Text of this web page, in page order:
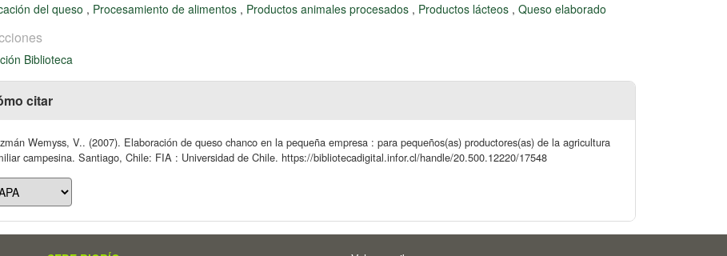
del queso , Procesamiento de alimentos , Productos animales procesados , Productos lácteos , Queso elaborado
Biblioteca
citar
Wemyss, V.. (2007). Elaboración de queso chanco en la pequeña empresa : para pequeños(as) productores(as) de la agricultura
campesina. Santiago, Chile: FIA : Universidad de Chile. https://bibliotecadigital.infor.cl/handle/20.500.12220/17548